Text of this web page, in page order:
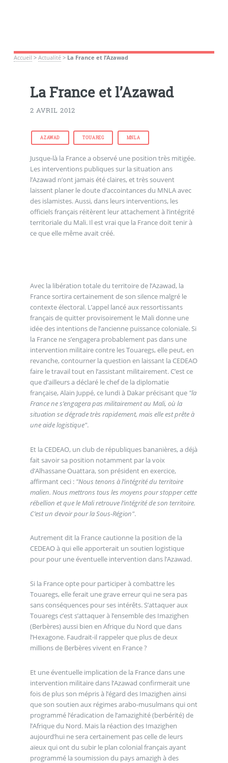
Accueil > Actualité> La France et l’Azawad
La France et l’Azawad
2 AVRIL 2012
AZAWAD TOUAREG MNLA
Jusque-là la France a observé une position très mitigée.
Les interventions publiques sur la situation ans
l’Azawad n’ont jamais été claires, et très souvent
laissent planer le doute d’accointances du MNLA avec
des islamistes. Aussi, dans leurs interventions, les
officiels français réitèrent leur attachement à l’intégrité
territoriale du Mali. Il est vrai que la France doit tenir à
ce que elle même avait créé.
Avec la libération totale du territoire de l’Azawad, la
France sortira certainement de son silence malgré le
contexte électoral. L’appel lancé aux ressortissants
français de quitter provisoirement le Mali donne une
idée des intentions de l’ancienne puissance coloniale. Si
la France ne s’engagera probablement pas dans une
intervention militaire contre les Touaregs, elle peut, en
revanche, contourner la question en laissant la CEDEAO
faire le travail tout en l’assistant militairement. C’est ce
que d’ailleurs a déclaré le chef de la diplomatie
française, Alain Juppé, ce lundi à Dakar précisant que "la
France ne s’engagera pas militairement au Mali, où la
situation se dégrade très rapidement, mais elle est prête à
une aide logistique".
Et la CEDEAO, un club de républiques bananières, a déjà
fait savoir sa position notamment par la voix
d’Alhassane Ouattara, son président en exercice,
affirmant ceci : "Nous tenons à l’intégrité du territoire
malien. Nous mettrons tous les moyens pour stopper cette
rébellion et que le Mali retrouve l’intégrité de son territoire.
C’est un devoir pour la Sous-Région".
Autrement dit la France cautionne la position de la
CEDEAO à qui elle apporterait un soutien logistique
pour pour une éventuelle intervention dans l’Azawad.
Si la France opte pour participer à combattre les
Touaregs, elle ferait une grave erreur qui ne sera pas
sans conséquences pour ses intérêts. S’attaquer aux
Touaregs c’est s’attaquer à l’ensemble des Imazighen
(Berbères) aussi bien en Afrique du Nord que dans
l’Hexagone. Faudrait-il rappeler que plus de deux
millions de Berbères vivent en France ?
Et une éventuelle implication de la France dans une
intervention militaire dans l’Azawad confirmerait une
fois de plus son mépris à l’égard des Imazighen ainsi
que son soutien aux régimes arabo-musulmans qui ont
programmé l’éradication de l’amazighité (berbérité) de
l’Afrique du Nord. Mais la réaction des Imazighen
aujourd’hui ne sera certainement pas celle de leurs
aïeux qui ont du subir le plan colonial français ayant
programmé la soumission du pays amazigh à des